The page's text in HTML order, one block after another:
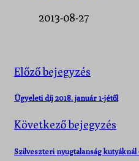
2013-08-27
Előző bejegyzés
Ügyeleti díj 2018. január 1-jétől
Következő bejegyzés
Szilveszteri nyugtalanság